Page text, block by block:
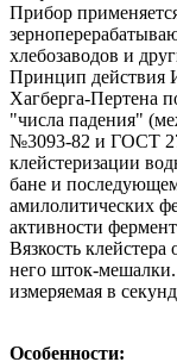
Прибор
хлебозаводов и
Принцип действия
Хагберга-Пертена
"числа падения"
№3093-82 и ГОСТ
клейстеризации
бане и
амилолитических
активности
Вязкость
него шток-
измеряемая в
Особенности: